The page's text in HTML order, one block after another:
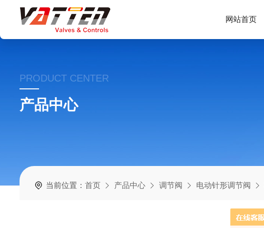
网站首页
PRODUCT CENTER
产品中心
当前位置：首页 产品中心 调节阀 电动针形调节阀